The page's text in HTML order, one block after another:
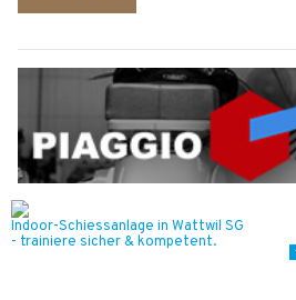
Piaggio Center Szummer: Exklusive Vespa-